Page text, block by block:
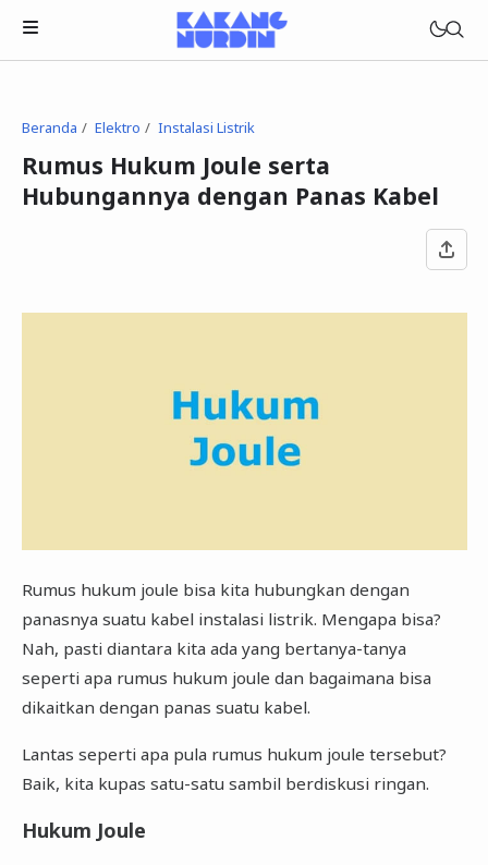
Beranda Elektro Instalasi Listrik
Rumus Hukum Joule serta
Hubungannya dengan Panas Kabel
Rumus hukum joule bisa kita hubungkan dengan
panasnya suatu kabel instalasi listrik. Mengapa bisa?
Nah, pasti diantara kita ada yang bertanya-tanya
seperti apa rumus hukum joule dan bagaimana bisa
dikaitkan dengan panas suatu kabel.
Lantas seperti apa pula rumus hukum joule tersebut?
Baik, kita kupas satu-satu sambil berdiskusi ringan.
Hukum Joule